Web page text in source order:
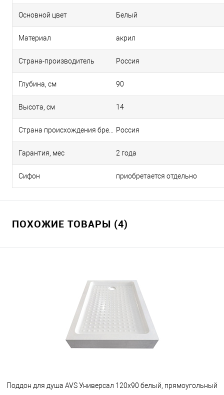
Основной цвет Белый
Материал акрил
Страна-производитель Россия
Глубина, см 90
Высота, см 14
Россия
Гарантия, мес 2 года
Сифон приобретается отдельно
ПОХОЖИЕ ТОВАРЫ (4)
Поддон для душа AVS Универсал 120x90 белый, прямоугольный